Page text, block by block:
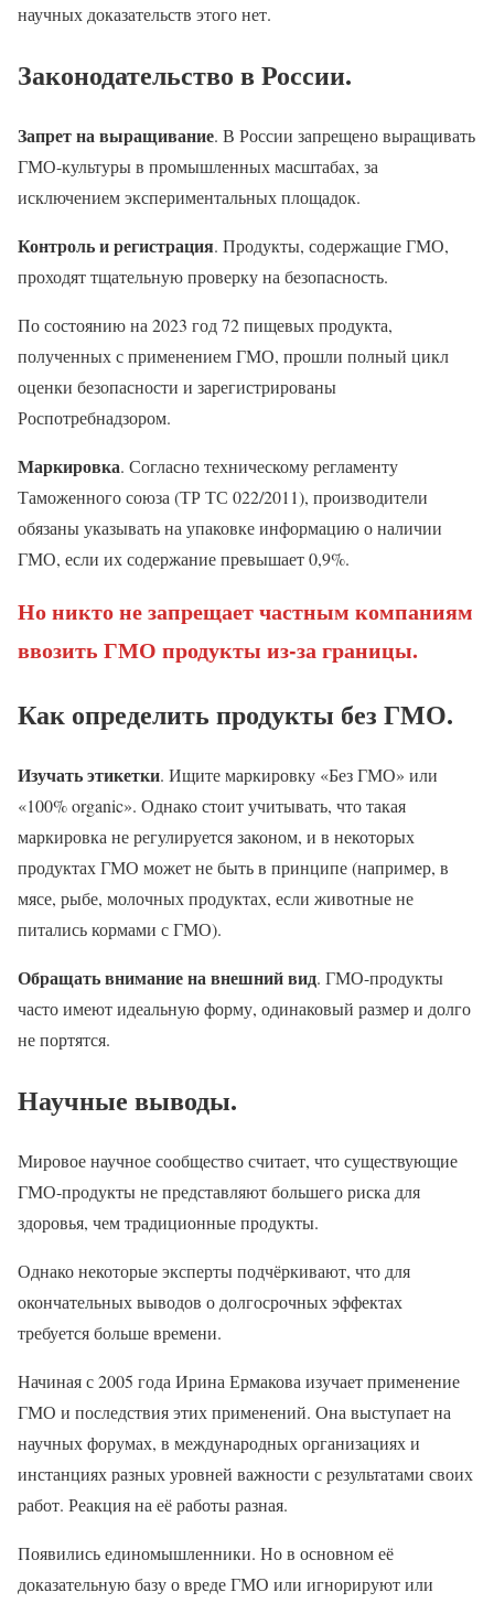
научных доказательств этого нет.
Законодательство в России.
Запрет на выращивание. В России запрещено выращивать
ГМО-культуры в промышленных масштабах, за
исключением экспериментальных площадок.
Контроль и регистрация. Продукты, содержащие ГМО,
проходят тщательную проверку на безопасность.
По состоянию на 2023 год 72 пищевых продукта,
полученных с применением ГМО, прошли полный цикл
оценки безопасности и зарегистрированы
Роспотребнадзором.
Маркировка. Согласно техническому регламенту
Таможенного союза (ТР ТС 022/2011), производители
обязаны указывать на упаковке информацию о наличии
ГМО, если их содержание превышает 0,9%.
Но никто не запрещает частным компаниям
ввозить ГМО продукты из-за границы.
Как определить продукты без ГМО.
Изучать этикетки. Ищите маркировку «Без ГМО» или
«100% organic». Однако стоит учитывать, что такая
маркировка не регулируется законом, и в некоторых
продуктах ГМО может не быть в принципе (например, в
мясе, рыбе, молочных продуктах, если животные не
питались кормами с ГМО).
Обращать внимание на внешний вид. ГМО-продукты
часто имеют идеальную форму, одинаковый размер и долго
не портятся.
Научные выводы.
Мировое научное сообщество считает, что существующие
ГМО-продукты не представляют большего риска для
здоровья, чем традиционные продукты.
Однако некоторые эксперты подчёркивают, что для
окончательных выводов о долгосрочных эффектах
требуется больше времени.
Начиная с 2005 года Ирина Ермакова изучает применение
ГМО и последствия этих применений. Она выступает на
научных форумах, в международных организациях и
инстанциях разных уровней важности с результатами своих
работ. Реакция на её работы разная.
Появились единомышленники. Но в основном её
доказательную базу о вреде ГМО или игнорируют или